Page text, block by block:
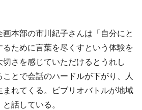
本部の市川紀子さんは「自分にと
ために言葉を尽くすという体験を
さを感じていただけるとうれし
とで会話のハードルが下がり、人
まれてくる。ビブリオバトルが地域
話している。